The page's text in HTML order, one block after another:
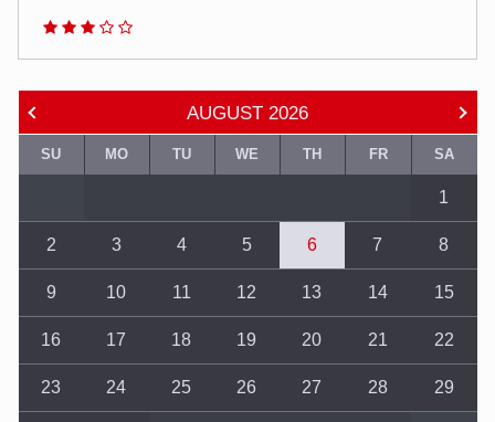
AUGUST 2026
SU MO TU WE TH FR SA
1
2 3 4 5 6 7 8
9 10 11 12 13 14 15
16 17 18 19 20 21 22
23 24 25 26 27 28 29